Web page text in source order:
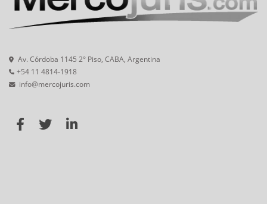
Av. Córdoba 1145 2° Piso, CABA, Argentina
+54 11 4814-1918
info@mercojuris.com